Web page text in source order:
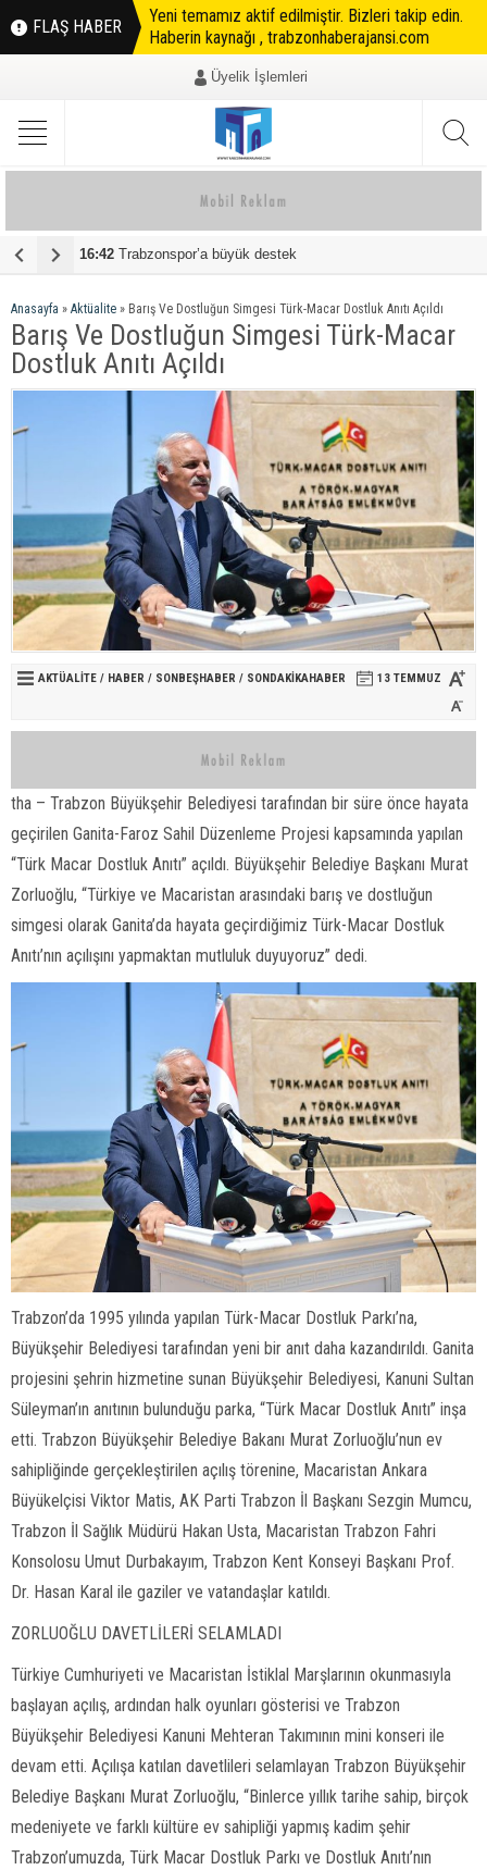
FLAŞ HABER
Yeni temamız aktif edilmiştir. Bizleri takip edin.
Haberin kaynağı , trabzonhaberajansi.com
Üyelik İşlemleri
büyük destek
Anasayfa » Aktüalite » Barış Ve Dostluğun Simgesi Türk-Macar Dostluk Anıtı Açıldı
Barış Ve Dostluğun Simgesi Türk-Macar
Dostluk Anıtı Açıldı
AKTÜALITE / HABER / SONBEŞHABER / SONDAKIKAHABER 13 TEMMUZ
tha – Trabzon Büyükşehir Belediyesi tarafından bir süre önce hayata
geçirilen Ganita-Faroz Sahil Düzenleme Projesi kapsamında yapılan
“Türk Macar Dostluk Anıtı” açıldı. Büyükşehir Belediye Başkanı Murat
Zorluoğlu, “Türkiye ve Macaristan arasındaki barış ve dostluğun
simgesi olarak Ganita’da hayata geçirdiğimiz Türk-Macar Dostluk
Anıtı’nın açılışını yapmaktan mutluluk duyuyoruz” dedi.
Trabzon’da 1995 yılında yapılan Türk-Macar Dostluk Parkı’na,
Büyükşehir Belediyesi tarafından yeni bir anıt daha kazandırıldı. Ganita
projesini şehrin hizmetine sunan Büyükşehir Belediyesi, Kanuni Sultan
Süleyman’ın anıtının bulunduğu parka, “Türk Macar Dostluk Anıtı” inşa
etti. Trabzon Büyükşehir Belediye Bakanı Murat Zorluoğlu’nun ev
sahipliğinde gerçekleştirilen açılış törenine, Macaristan Ankara
Büyükelçisi Viktor Matis, AK Parti Trabzon İl Başkanı Sezgin Mumcu,
Trabzon İl Sağlık Müdürü Hakan Usta, Macaristan Trabzon Fahri
Konsolosu Umut Durbakayım, Trabzon Kent Konseyi Başkanı Prof.
Dr. Hasan Karal ile gaziler ve vatandaşlar katıldı.
ZORLUOĞLU DAVETLİLERİ SELAMLADI
Türkiye Cumhuriyeti ve Macaristan İstiklal Marşlarının okunmasıyla
başlayan açılış, ardından halk oyunları gösterisi ve Trabzon
Büyükşehir Belediyesi Kanuni Mehteran Takımının mini konseri ile
devam etti. Açılışa katılan davetlileri selamlayan Trabzon Büyükşehir
Belediye Başkanı Murat Zorluoğlu, “Binlerce yıllık tarihe sahip, birçok
medeniyete ve farklı kültüre ev sahipliği yapmış kadim şehir
Trabzon’umuzda, Türk Macar Dostluk Parkı ve Dostluk Anıtı’nın